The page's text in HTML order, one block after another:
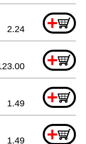
+
2.24
+
+
1.49
+
1.49